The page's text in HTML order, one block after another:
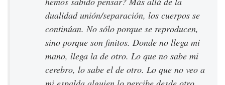
dualidad unión/separación, los cuerpos se
continúan. No sólo porque se reproducen,
sino porque son finitos. Donde no llega mi
mano, llega la de otro. Lo que no sabe mi
cerebro, lo sabe el de otro. Lo que no veo a